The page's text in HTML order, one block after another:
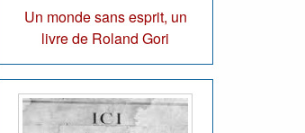
Un monde sans esprit, un
livre de Roland Gori